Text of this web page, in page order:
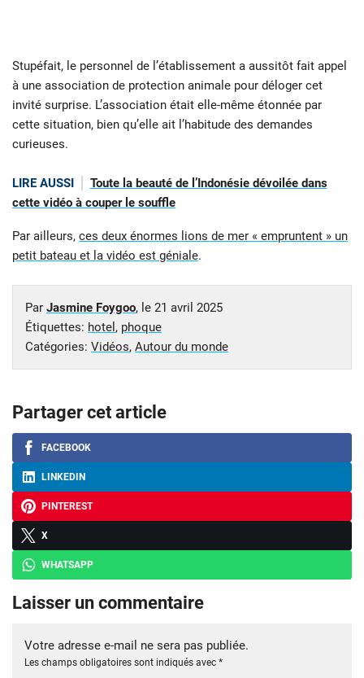
Stupéfait, le personnel de l’établissement a aussitôt fait appel
à une association de protection animale pour déloger cet
invité surprise. L’association était elle-même étonnée par
cette situation, bien qu’elle ait l’habitude des demandes
curieuses.
LIRE AUSSI
Toute la beauté de l’Indonésie dévoilée dans
cette vidéo à couper le souffle
Par ailleurs, ces deux énormes lions de mer « empruntent » un
petit bateau et la vidéo est géniale.
Par Jasmine Foygoo, le 21 avril 2025
Étiquettes: hotel , phoque
Catégories: Vidéos, Autour du monde
Partager cet article
FACEBOOK
LINKEDIN
PINTEREST
X
WHATSAPP
Laisser un commentaire
Votre adresse e-mail ne sera pas publiée.
Les champs obligatoires sont indiqués avec *